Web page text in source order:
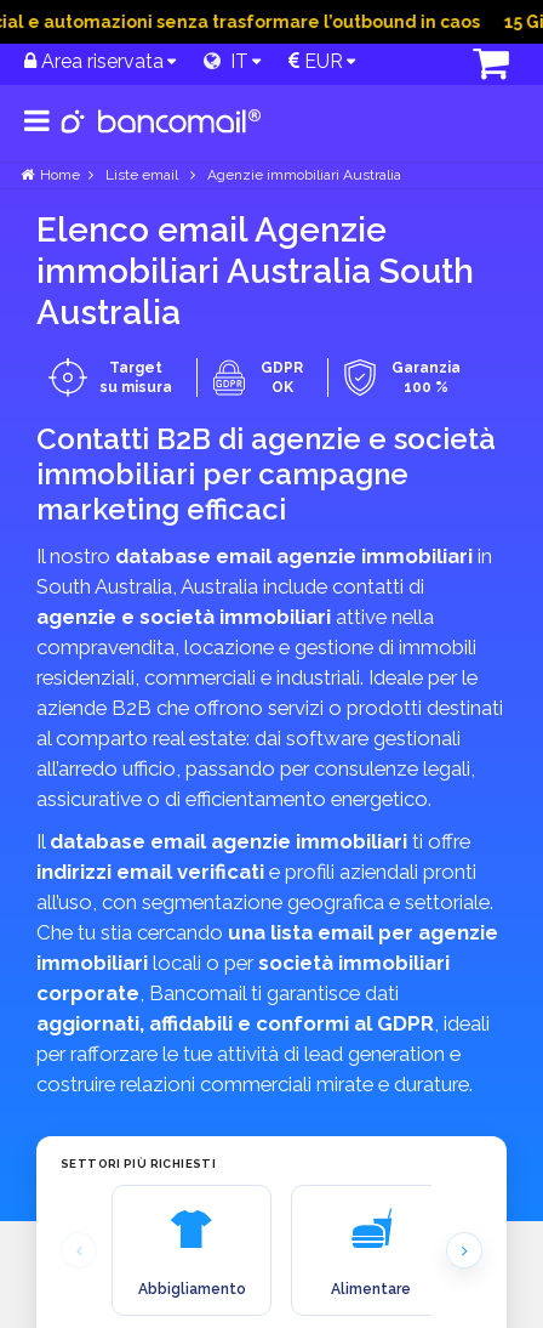
automazioni senza trasformare l’outbound in caos 15 Giu
Area riservata IT EUR
Home Liste email Agenzie immobiliari Australia
Elenco email Agenzie
immobiliari Australia South
Australia
Target
su misura
GDPR
OK
Garanzia
100 %
Contatti B2B di agenzie e società
immobiliari per campagne
marketing efficaci
Il nostro database email agenzie immobiliari in
South Australia, Australia include contatti di
agenzie e società immobiliari attive nella
compravendita, locazione e gestione di immobili
residenziali, commerciali e industriali. Ideale per le
aziende B2B che offrono servizi o prodotti destinati
al comparto real estate: dai software gestionali
all’arredo ufficio, passando per consulenze legali,
assicurative o di efficientamento energetico.
Il database email agenzie immobiliari ti offre
indirizzi email verificati e profili aziendali pronti
all’uso, con segmentazione geografica e settoriale.
Che tu stia cercando una lista email per agenzie
immobiliari locali o persocietà immobiliari
corporate, Bancomail ti garantisce dati
aggiornati, affidabili e conformi al GDPR, ideali
per rafforzare le tue attività di lead generation e
costruire relazioni commerciali mirate e durature.
SETTORI PIÙ RICHIESTI
Abbigliamento Alimentare